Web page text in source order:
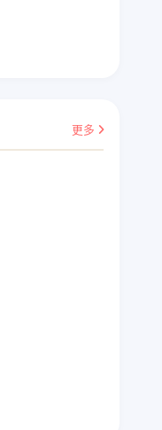
更多